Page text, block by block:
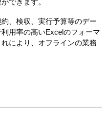
、検収、実行予算等のデー
用率の高いExcelのフォーマ
により、オフラインの業務